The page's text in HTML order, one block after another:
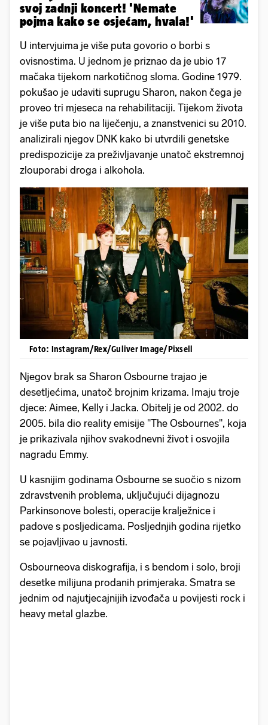
svoj zadnji koncert! 'Nemate
pojma kako se osjećam, hvala!'
U intervjuima je više puta govorio o borbi s
ovisnostima. U jednom je priznao da je ubio 17
mačaka tijekom narkotičnog sloma. Godine 1979.
pokušao je udaviti suprugu Sharon, nakon čega je
proveo tri mjeseca na rehabilitaciji. Tijekom života
je više puta bio na liječenju, a znanstvenici su 2010.
analizirali njegov DNK kako bi utvrdili genetske
predispozicije za preživljavanje unatoč ekstremnoj
zlouporabi droga i alkohola.
Foto: Instagram/Rex/Guliver Image/Pixsell
Njegov brak sa Sharon Osbourne trajao je
desetljećima, unatoč brojnim krizama. Imaju troje
djece: Aimee, Kelly i Jacka. Obitelj je od 2002. do
2005. bila dio reality emisije "The Osbournes", koja
je prikazivala njihov svakodnevni život i osvojila
nagradu Emmy.
U kasnijim godinama Osbourne se suočio s nizom
zdravstvenih problema, uključujući dijagnozu
Parkinsonove bolesti, operacije kralježnice i
padove s posljedicama. Posljednjih godina rijetko
se pojavljivao u javnosti.
Osbourneova diskografija, i s bendom i solo, broji
desetke milijuna prodanih primjeraka. Smatra se
jednim od najutjecajnijih izvođača u povijesti rock i
heavy metal glazbe.